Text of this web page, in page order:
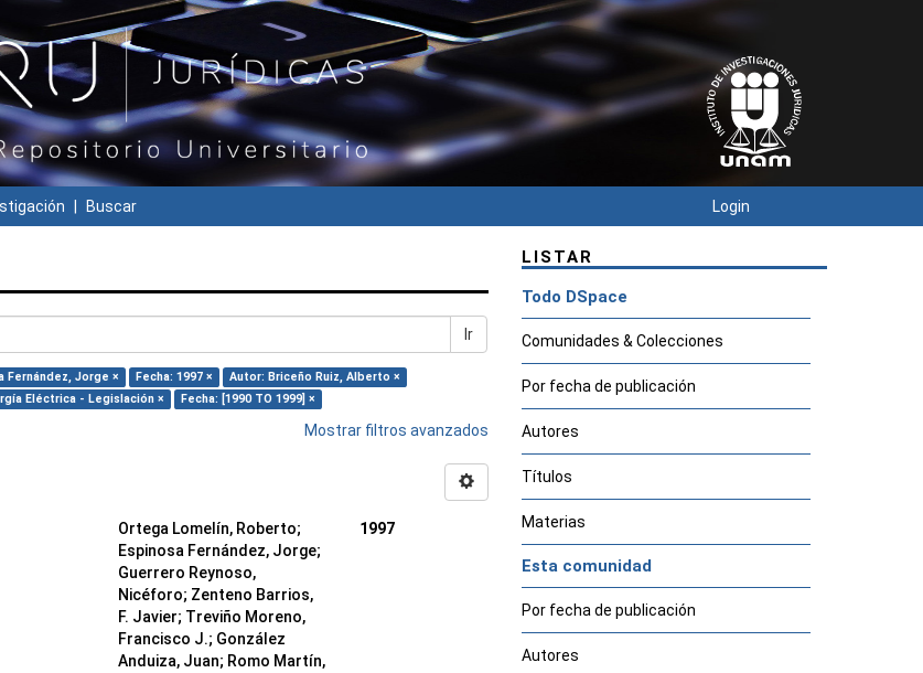
Buscar Login
Ir
Fernández, Jorge × Fecha: 1997 ×
Autor: Briceño Ruiz, Alberto ×
Eléctrica - Legislación × Fecha: [1990 TO 1999] ×
Mostrar filtros avanzados
Ortega Lomelín, Roberto;
Espinosa Fernández, Jorge;
Guerrero Reynoso,
Nicéforo; Zenteno Barrios,
F. Javier; Treviño Moreno,
Francisco J.; González
Anduiza, Juan; Romo Martín,
1997
LISTAR
Todo DSpace
Comunidades & Colecciones
Por fecha de publicación
Autores
Títulos
Materias
Esta comunidad
Por fecha de publicación
Autores